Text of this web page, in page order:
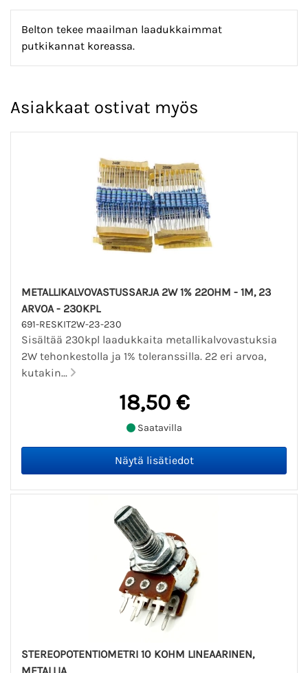
Belton tekee maailman laadukkaimmat
putkikannat koreassa.
Asiakkaat ostivat myös
METALLIKALVOVASTUSSARJA 2W 1% 22OHM - 1M, 23
ARVOA - 230KPL
691-RESKIT2W-23-230
Sisältää 230kpl laadukkaita metallikalvovastuksia
2W tehonkestolla ja 1% toleranssilla. 22 eri arvoa,
kutakin...
18,50 €
Saatavilla
STEREOPOTENTIOMETRI 10 KOHM LINEAARINEN,